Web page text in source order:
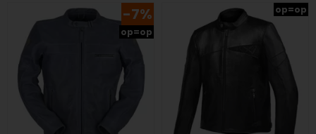
-7%
op=op
op=op